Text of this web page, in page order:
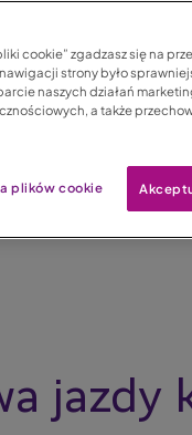
jazdy
cookie” zgadzasz się na
strony było
naszych działań
a także
plików cookie